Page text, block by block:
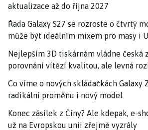
aktualizace až do října 2027
Řada Galaxy S27 se rozroste o čtvrtý
může být ideálním mixem pro masy i
Nejlepším 3D tiskárnám vládne česká
porovnání vítězí kvalitou, ale levná
Co víme o nových skládačkách Galaxy
radikální proměnu i nový model
Konec zásilek z Číny? Ale kdepak, e-
už na Evropskou unii zřejmě vyzrály